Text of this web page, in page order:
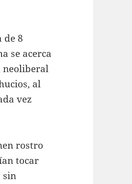
de 8
se acerca
neoliberal
al
vez
rostro
tocar
sin